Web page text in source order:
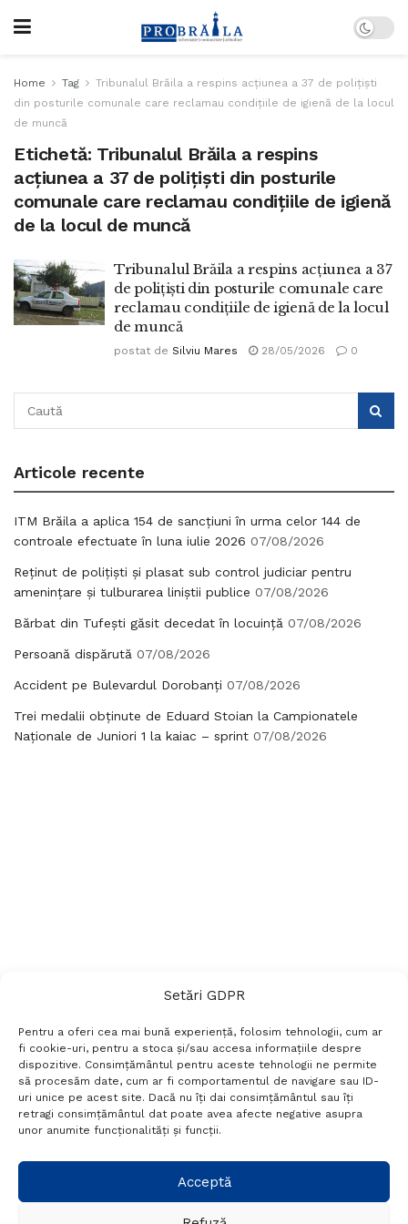
Setări GDPR
Pentru a oferi cea mai bună experiență, folosim tehnologii, cum ar
fi cookie-uri, pentru a stoca și/sau accesa informațiile despre
dispozitive. Consimțământul pentru aceste tehnologii ne permite
să procesăm date, cum ar fi comportamentul de navigare sau ID-
uri unice pe acest site. Dacă nu îți dai consimțământul sau îți
retragi consimțământul dat poate avea afecte negative asupra
unor anumite funcționalități și funcții.
Acceptă
Home Tag
Tribunalul Brăila a respins acțiunea a 37 de polițiști
din posturile comunale care reclamau condițiile de igienă de la locul
de muncă
Etichetă: Tribunalul Brăila a respins
acțiunea a 37 de polițiști din posturile
comunale care reclamau condițiile de igienă
de la locul de muncă
Tribunalul Brăila a respins acțiunea a 37
de polițiști din posturile comunale care
reclamau condițiile de igienă de la locul
de muncă
postat de Silviu Mares 28/05/2026 0
Articole recente
ITM Brăila a aplica 154 de sancțiuni în urma celor 144 de
controale efectuate în luna iulie 2026 07/08/2026
Reținut de polițiști și plasat sub control judiciar pentru
amenințare și tulburarea liniștii publice 07/08/2026
Bărbat din Tufești găsit decedat în locuință 07/08/2026
Persoană dispărută 07/08/2026
Accident pe Bulevardul Dorobanți 07/08/2026
Trei medalii obținute de Eduard Stoian la Campionatele
Naționale de Juniori 1 la kaiac – sprint 07/08/2026
Termeni si conditii
Politică de confidențialitate
Politica cookies
Setări GDPR
+40 788 760 194